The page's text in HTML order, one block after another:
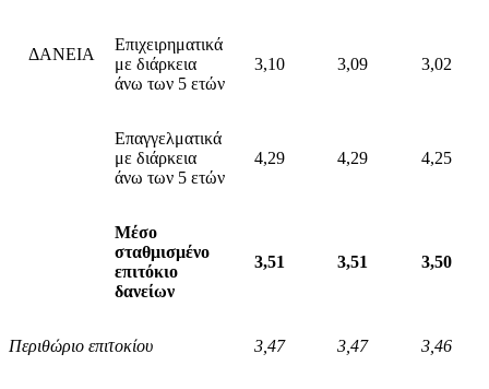
ΔΑΝΕΙΑ
Επιχειρηματικά
με διάρκεια
άνω των 5 ετών
3,10 3,09 3,02
Επαγγελματικά
με διάρκεια
άνω των 5 ετών
4,29 4,29 4,25
Μέσο
σταθμισμένο
επιτόκιο
δανείων
3,51 3,51 3,50
Περιθώριο επιτοκίου 3,47 3,47 3,46